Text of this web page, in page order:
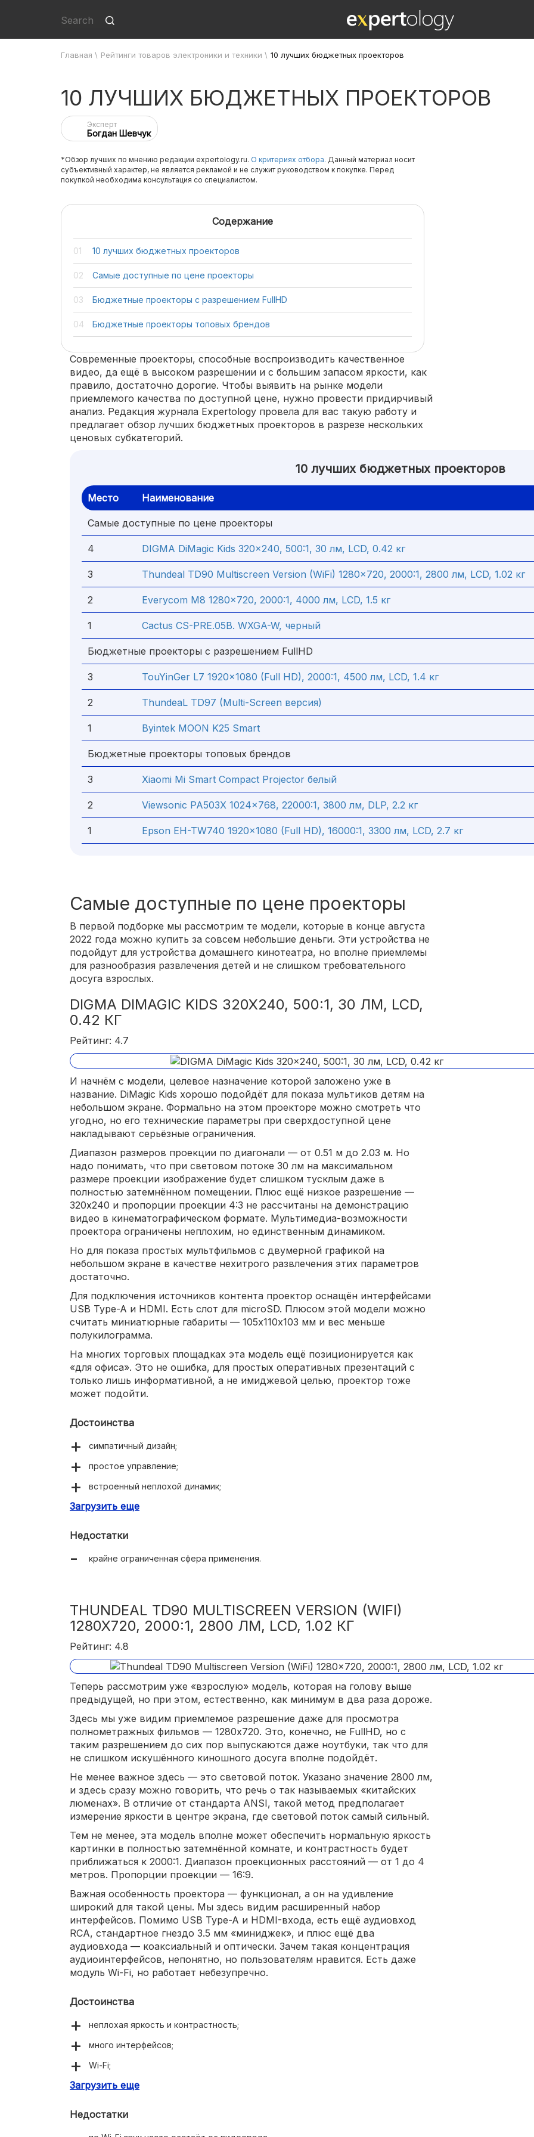
Главная \ Рейтинги товаров электроники и техники \ 10 лучших бюджетных проекторов
10 ЛУЧШИХ БЮДЖЕТНЫХ ПРОЕКТОРОВ
Эксперт
Богдан Шевчук
*Обзор лучших по мнению редакции expertology.ru. О критериях отбора. Данный материал носит
субъективный характер, не является рекламой и не служит руководством к покупке. Перед
покупкой необходима консультация со специалистом.
Содержание
10 лучших бюджетных проекторов
Самые доступные по цене проекторы
Бюджетные проекторы с разрешением FullHD
Бюджетные проекторы топовых брендов
Современные проекторы, способные воспроизводить качественное
видео, да ещё в высоком разрешении и с большим запасом яркости, как
правило, достаточно дорогие. Чтобы выявить на рынке модели
приемлемого качества по доступной цене, нужно провести придирчивый
анализ. Редакция журнала Expertology провела для вас такую работу и
предлагает обзор лучших бюджетных проекторов в разрезе нескольких
ценовых субкатегорий.
10 лучших бюджетных проекторов
Место Наименование
Самые доступные по цене проекторы
4 DIGMA DiMagic Kids 320x240, 500:1, 30 лм, LCD, 0.42 кг
3 Thundeal TD90 Multiscreen Version (WiFi) 1280x720, 2000:1, 2800 лм, LCD, 1.02 кг
2 Everycom M8 1280x720, 2000:1, 4000 лм, LCD, 1.5 кг
1 Cactus CS-PRE.05B. WXGA-W, черный
Бюджетные проекторы с разрешением FullHD
3 TouYinGer L7 1920x1080 (Full HD), 2000:1, 4500 лм, LCD, 1.4 кг
2 ThundeaL TD97 (Multi-Screen версия)
1 Byintek MOON K25 Smart
Бюджетные проекторы топовых брендов
3 Xiaomi Mi Smart Compact Projector белый
2 Viewsonic PA503X 1024x768, 22000:1, 3800 лм, DLP, 2.2 кг
1 Epson EH-TW740 1920x1080 (Full HD), 16000:1, 3300 лм, LCD, 2.7 кг
Самые доступные по цене проекторы
В первой подборке мы рассмотрим те модели, которые в конце августа
2022 года можно купить за совсем небольшие деньги. Эти устройства не
подойдут для устройства домашнего кинотеатра, но вполне приемлемы
для разнообразия развлечения детей и не слишком требовательного
досуга взрослых.
DIGMA DIMAGIC KIDS 320X240, 500:1, 30 ЛМ, LCD,
0.42 КГ
Рейтинг: 4.7
И начнём с модели, целевое назначение которой заложено уже в
название. DiMagic Kids хорошо подойдёт для показа мультиков детям на
небольшом экране. Формально на этом проекторе можно смотреть что
угодно, но его технические параметры при сверхдоступной цене
накладывают серьёзные ограничения.
Диапазон размеров проекции по диагонали — от 0.51 м до 2.03 м. Но
надо понимать, что при световом потоке 30 лм на максимальном
размере проекции изображение будет слишком тусклым даже в
полностью затемнённом помещении. Плюс ещё низкое разрешение —
320x240 и пропорции проекции 4:3 не рассчитаны на демонстрацию
видео в кинематографическом формате. Мультимедиа-возможности
проектора ограничены неплохим, но единственным динамиком.
Но для показа простых мультфильмов с двумерной графикой на
небольшом экране в качестве нехитрого развлечения этих параметров
достаточно.
Для подключения источников контента проектор оснащён интерфейсами
USB Type-A и HDMI. Есть слот для microSD. Плюсом этой модели можно
считать миниатюрные габариты — 105х110х103 мм и вес меньше
полукилограмма.
На многих торговых площадках эта модель ещё позиционируется как
«для офиса». Это не ошибка, для простых оперативных презентаций с
только лишь информативной, а не имиджевой целью, проектор тоже
может подойти.
Достоинства
симпатичный дизайн;
простое управление;
встроенный неплохой динамик;
слот для карт памяти;
Загрузить еще
Недостатки
крайне ограниченная сфера применения.
THUNDEAL TD90 MULTISCREEN VERSION (WIFI)
1280X720, 2000:1, 2800 ЛМ, LCD, 1.02 КГ
Рейтинг: 4.8
Теперь рассмотрим уже «взрослую» модель, которая на голову выше
предыдущей, но при этом, естественно, как минимум в два раза дороже.
Здесь мы уже видим приемлемое разрешение даже для просмотра
полнометражных фильмов — 1280x720. Это, конечно, не FullHD, но с
таким разрешением до сих пор выпускаются даже ноутбуки, так что для
не слишком искушённого киношного досуга вполне подойдёт.
Не менее важное здесь — это световой поток. Указано значение 2800 лм,
и здесь сразу можно говорить, что речь о так называемых «китайских
люменах». В отличие от стандарта ANSI, такой метод предполагает
измерение яркости в центре экрана, где световой поток самый сильный.
Тем не менее, эта модель вполне может обеспечить нормальную яркость
картинки в полностью затемнённой комнате, и контрастность будет
приближаться к 2000:1. Диапазон проекционных расстояний — от 1 до 4
метров. Пропорции проекции — 16:9.
Важная особенность проектора — функционал, а он на удивление
широкий для такой цены. Мы здесь видим расширенный набор
интерфейсов. Помимо USB Type-A и HDMI-входа, есть ещё аудиовход
RCA, стандартное гнездо 3.5 мм «миниджек», и плюс ещё два
аудиовхода — коаксиальный и оптически. Зачем такая концентрация
аудиоинтерфейсов, непонятно, но пользователям нравится. Есть даже
модуль Wi-Fi, но работает небезупречно.
Достоинства
неплохая яркость и контрастность;
много интерфейсов;
Wi-Fi;
симпатичный дизайн;
Загрузить еще
Недостатки